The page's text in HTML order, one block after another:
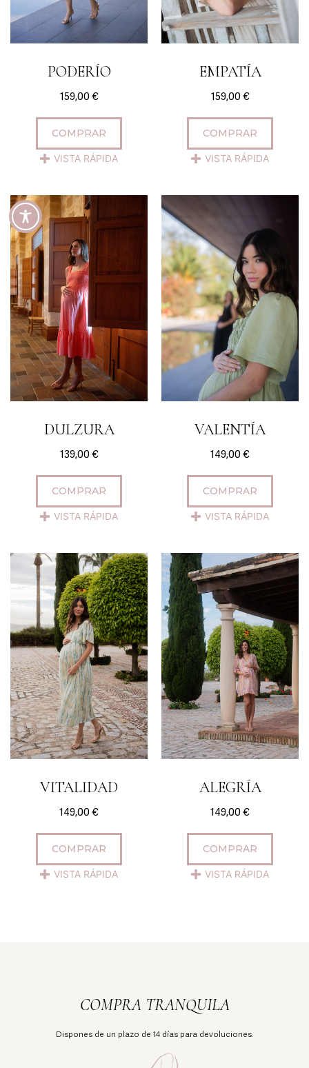
PODERÍO
159,00€
COMPRAR
VISTA RÁPIDA
EMPATÍA
159,00€
COMPRAR
VISTA RÁPIDA
DULZURA
139,00€
COMPRAR
VISTA RÁPIDA
VALENTÍA
149,00€
COMPRAR
VISTA RÁPIDA
VITALIDAD
149,00€
COMPRAR
VISTA RÁPIDA
ALEGRÍA
149,00€
COMPRAR
VISTA RÁPIDA
COMPRA TRANQUILA
Dispones de un plazo de 14 días para devoluciones.